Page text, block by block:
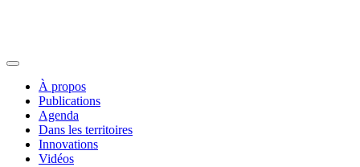
À propos
Publications
Agenda
Dans les territoires
Innovations
Vidéos